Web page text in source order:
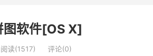
软件[OS X]
阅读(1517) 评论(0)